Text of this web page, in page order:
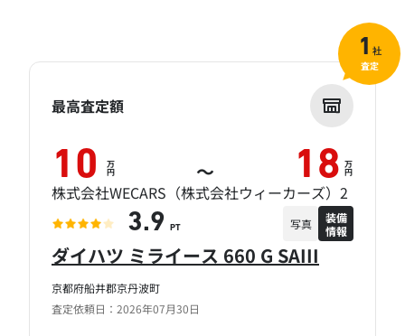
京都府船井郡京丹波町
査定依頼日：2026年07月30日
ダイハツ ミライース 660 G SAIII
最高査定額
10 万
円 ～ 18 万
円
株式会社WECARS（株式会社ウィーカーズ）2
3.9 PT 写真
装備
情報
1 社
査定